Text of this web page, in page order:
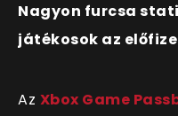
Nagyon furcsa
játékosok az
Az Xbox Game